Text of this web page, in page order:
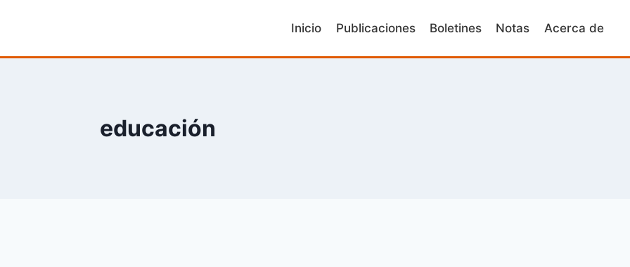
Inicio Publicaciones Boletines Notas Acerca de
educación